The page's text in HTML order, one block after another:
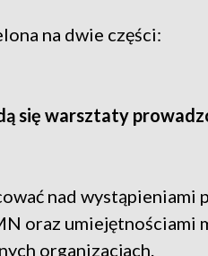
na dwie części:
się warsztaty
nad wystąpieniami
oraz umiejętnościami
organizacjach.